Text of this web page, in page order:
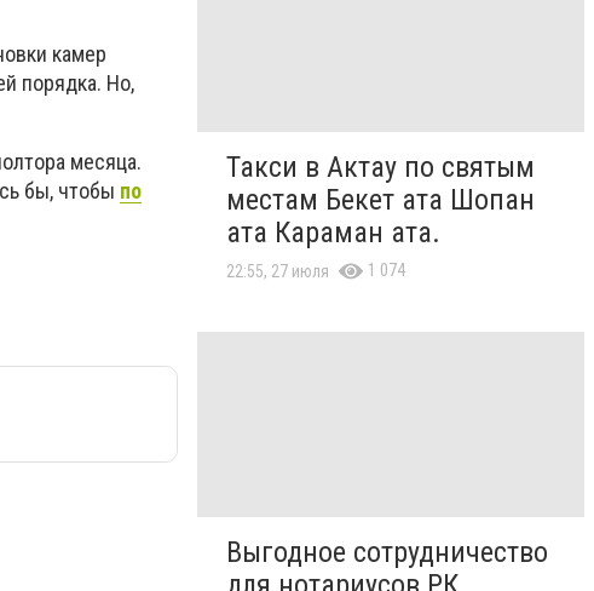
камер
порядка. Но,
месяца.
бы, чтобы по
Такси в Актау по святым
местам Бекет ата Шопан
ата Караман ата.
22:55, 27 июля 1 074
Выгодное сотрудничество